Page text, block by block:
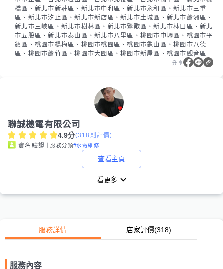
橋區、新北市新莊區、新北市中和區、新北市永和區、新北市三重
區、新北市汐止區、新北市新店區、新北市土城區、新北市蘆洲區、
新北市三峽區、新北市樹林區、新北市鶯歌區、新北市林口區、新北
市五股區、新北市泰山區、新北市八里區、桃園市中壢區、桃園市平
鎮區、桃園市楊梅區、桃園市桃園區、桃園市龜山區、桃園市八德
區、桃園市蘆竹區、桃園市大園區、桃園市新屋區、桃園市觀音區
分享
聯誠機電有限公司
4.9分(318 則評價)
實名驗證 ｜服務分類#水電維修
查看主頁
看更多
服務詳情 店家評價(318)
服務內容